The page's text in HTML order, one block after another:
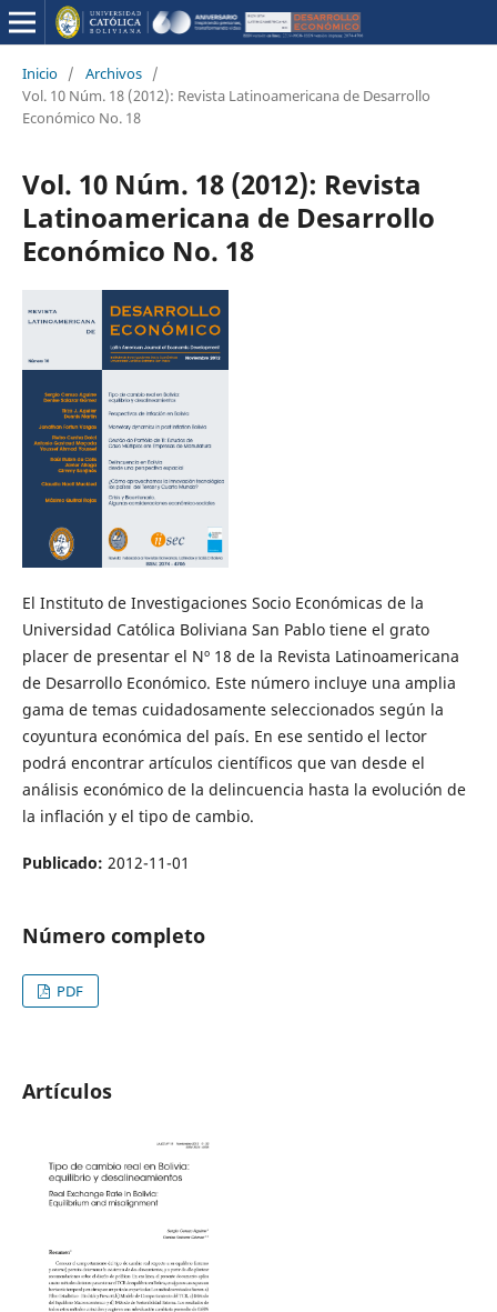
Inicio / Archivos /
Vol. 10 Núm. 18 (2012): Revista Latinoamericana de Desarrollo
Económico No. 18
Vol. 10 Núm. 18 (2012): Revista
Latinoamericana de Desarrollo
Económico No. 18
El Instituto de Investigaciones Socio Económicas de la
Universidad Católica Boliviana San Pablo tiene el grato
placer de presentar el Nº 18 de la Revista Latinoamericana
de Desarrollo Económico. Este número incluye una amplia
gama de temas cuidadosamente seleccionados según la
coyuntura económica del país. En ese sentido el lector
podrá encontrar artículos científicos que van desde el
análisis económico de la delincuencia hasta la evolución de
la inflación y el tipo de cambio.
Publicado: 2012-11-01
Número completo
PDF
Artículos